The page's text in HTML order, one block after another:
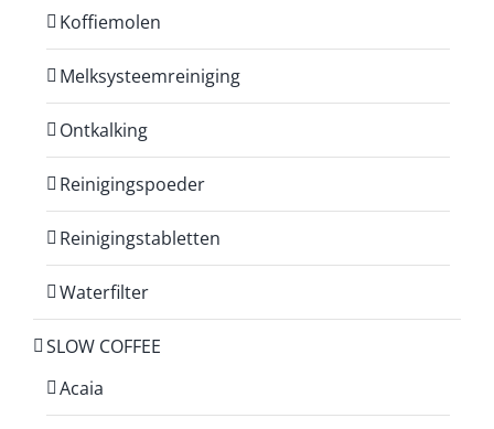
Koffiemolen
Melksysteemreiniging
Ontkalking
Reinigingspoeder
Reinigingstabletten
Waterfilter
SLOW COFFEE
Acaia